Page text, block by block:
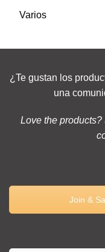
Varios
¿Te gustan los
una
Love the
Join &